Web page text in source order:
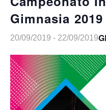
Gimnasia 2019
20/09/2019 - 22/09/2019